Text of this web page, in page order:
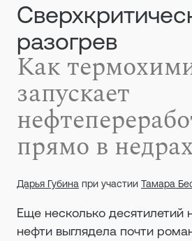
разогрев
Как
запускает
прямо в недрах
Дарья Губина при участии Тамара
Еще несколько десятилетий
нефти выглядела почти